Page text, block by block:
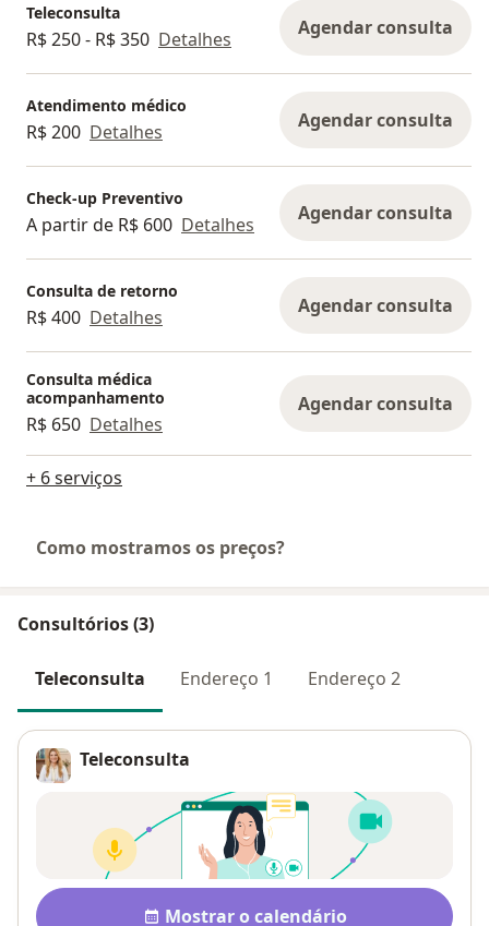
Teleconsulta
R$ 250 - R$ 350 Detalhes Agendar consulta
Atendimento médico
R$ 200 Detalhes Agendar consulta
Check-up Preventivo
A partir de R$ 600 Detalhes Agendar consulta
Consulta de retorno
R$ 400 Detalhes Agendar consulta
Consulta médica
acompanhamento
R$ 650 Detalhes
Agendar consulta
+ 6 serviços
Como mostramos os preços?
Consultórios (3)
Teleconsulta Endereço 1 Endereço 2
Teleconsulta
Pagamento após a consulta
Disponibilidade
Mostrar o calendário